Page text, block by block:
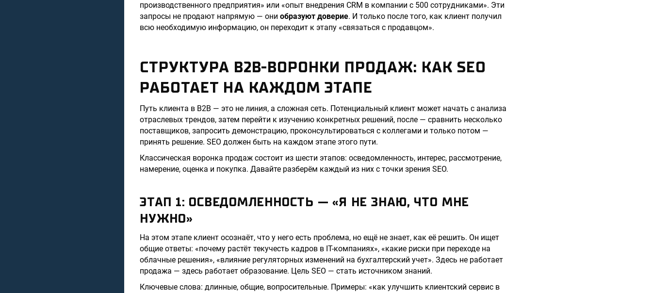
производственного предприятия» или «опыт внедрения CRM в компании с 500 сотрудниками». Эти
запросы не продают напрямую — они образуют доверие. И только после того, как клиент получил
всю необходимую информацию, он переходит к этапу «связаться с продавцом».
СТРУКТУРА B2B-ВОРОНКИ ПРОДАЖ: КАК SEO
РАБОТАЕТ НА КАЖДОМ ЭТАПЕ
Путь клиента в B2B — это не линия, а сложная сеть. Потенциальный клиент может начать с анализа
отраслевых трендов, затем перейти к изучению конкретных решений, после — сравнить несколько
поставщиков, запросить демонстрацию, проконсультироваться с коллегами и только потом —
принять решение. SEO должен быть на каждом этапе этого пути.
Классическая воронка продаж состоит из шести этапов: осведомленность, интерес, рассмотрение,
намерение, оценка и покупка. Давайте разберём каждый из них с точки зрения SEO.
ЭТАП 1: ОСВЕДОМЛЕННОСТЬ — «Я НЕ ЗНАЮ, ЧТО МНЕ
НУЖНО»
На этом этапе клиент осознаёт, что у него есть проблема, но ещё не знает, как её решить. Он ищет
общие ответы: «почему растёт текучесть кадров в IT-компаниях», «какие риски при переходе на
облачные решения», «влияние регуляторных изменений на бухгалтерский учет». Здесь не работает
продажа — здесь работает образование. Цель SEO — стать источником знаний.
Ключевые слова: длинные, общие, вопросительные. Примеры: «как улучшить клиентский сервис в